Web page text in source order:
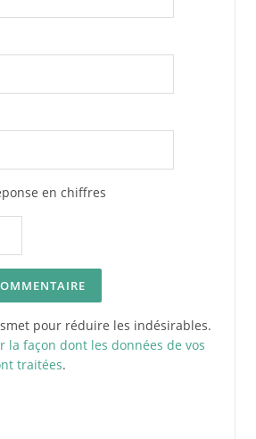
en chiffres
pour réduire les indésirables.
la façon dont les données de vos
traitées.